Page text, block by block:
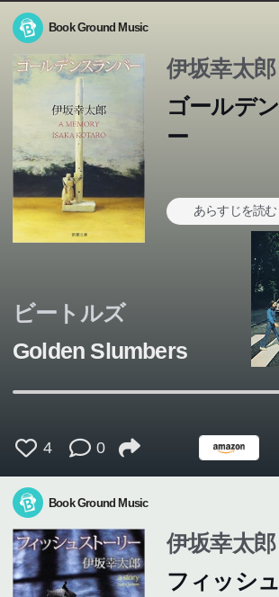
Book Ground Music
伊坂幸太郎
ゴールデ
ー
あらすじを読む
ビートルズ
Golden Slumbers
4 0
Book Ground Music
伊坂幸太郎
フィッシ